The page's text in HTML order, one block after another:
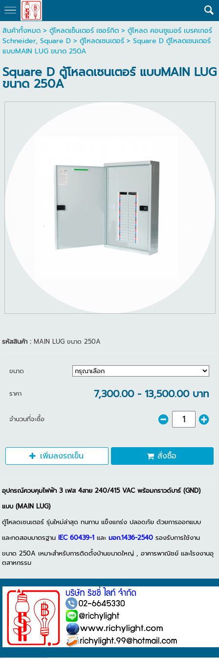
สินค้าทั้งหมด> ตู้โหลดเซ็นเตอร์ เซอร์กิต> ตู้โหลด คอนซูเมอร์ เบรคเกอร์
Schneider, Square D> ตู้โหลดเซนเตอร์> Square D ตู้โหลดเซนเตอร์
แบบMAIN LUG ขนาด 250A
Square D ตู้โหลดเซนเตอร์ แบบMAIN LUG
ขนาด 250A
รหัสสินค้า :MAIN LUG ขนาด 250A
ขนาด
ราคา 7,300.00 - 13,500.00 บาท
จำนวนที่จะซื้อ
เพิ่มลงรถเข็น สั่งซื้อ
อุปกรณ์ควบคุมไฟฟ้า 3 เฟส 4สาย 240/415 VAC พร้อมกราวด์บาร์ (GND)
แบบ (MAIN LUG)
ตู้โหลดเซนเตอร์ รุ่นใหม่ล่าสุด ทนทาน แข็งแกร่ง ปลอดภัย ด้วยการออกแบบ
และทดสอบมาตรฐานIEC 60439-1 และมอก.1436-2540 รองรับการใช้งาน
ขนาด 250A เหมาะสำหรับการติดตั้งบ้านขนาดใหญ่ , อาคารพาณิชย์ และโรงงานอุ
ตสาหกรรม